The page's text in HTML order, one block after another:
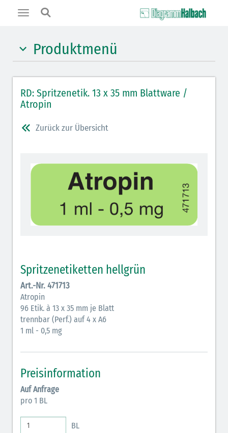
Toggle
Produktmenü
Benzodiazepine (orange)
Benzodiazepin-Antagonisten (orange schraffiert)
Muskelrelaxantien (rot weißer Kopfbalken)
Opiate/Opioide (hellblau)
Opioid-Antagonisten (hellblau schraffiert)
Lokalanästhetika (grau)
schraffiert)
Anticholinergika (hellgrün)
Cholinergika (hellgrün schraffiert)
Antiemetika (salmon)
Verschiedene Medikamente (weiß)
Antikoagulantien (hellgrau/weiß mit schwarzem
Rahmen)
Bronchodilatatoren (blau-braun)
Antikonvulsiva (grau-lila)
RD: Spritzenetik. 13 x 35 mm Blattware /
Atropin
Zurück zur Übersicht
Spritzenetiketten hellgrün
Art.-Nr. 471713
Atropin
96 Etik. à 13 x 35 mm je Blatt
trennbar (Perf.) auf 4 x A6
1 ml - 0,5 mg
Preisinformation
Auf Anfrage
pro 1 BL
BL